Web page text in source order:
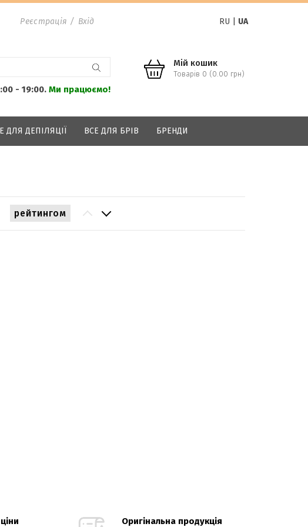
Реєстрація / Вхід RU UA
- 19:00. Ми працюємо!
Мій кошик
Товарів 0 (0.00 грн)
ДЛЯ ДЕПІЛЯЦІЇ ВСЕ ДЛЯ БРІВ БРЕНДИ
рейтингом
Оригінальна продукція